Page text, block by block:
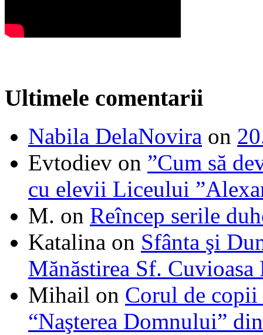
Ultimele comentarii
Nabila DelaNovira on
Evtodiev on ”Cum să
cu elevii Liceului
M. on Reîncep serile
Katalina on Sfânta şi
Mănăstirea Sf. Cuvioasa
Mihail on Corul de
“Naşterea Domnului”